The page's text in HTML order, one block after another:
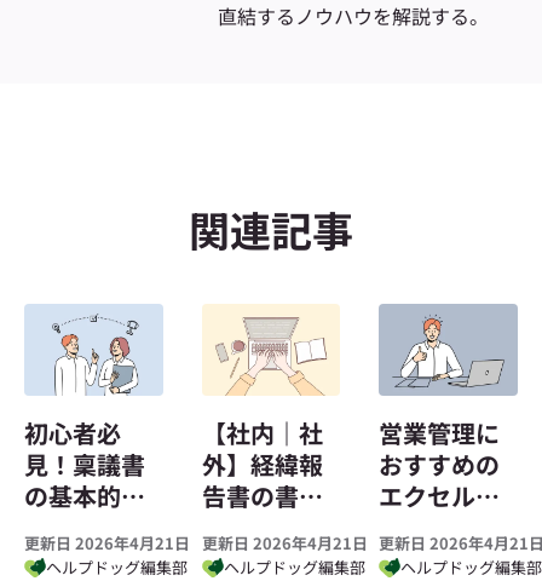
直結するノウハウを解説する。
関連記事
初心者必
見！稟議書
の基本的な
書き方と手
順｜具体例
更新日 2026年4月21日
ヘルプドッグ編集部
【社内｜社
外】経緯報
告書の書き
方とポイン
ト、例文・
更新日 2026年4月21日
ヘルプドッグ編集部
営業管理に
おすすめの
エクセルテ
ンプレート
集｜ポイン
更新日 2026年4月21
ヘルプドッグ編集部